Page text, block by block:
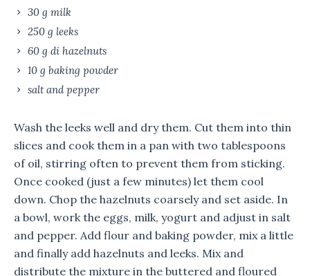
30 g milk
250 g leeks
60 g di hazelnuts
10 g baking powder
salt and pepper
Wash the leeks well and dry them. Cut them into thin
slices and cook them in a pan with two tablespoons
of oil, stirring often to prevent them from sticking.
Once cooked (just a few minutes) let them cool
down. Chop the hazelnuts coarsely and set aside. In
a bowl, work the eggs, milk, yogurt and adjust in salt
and pepper. Add flour and baking powder, mix a little
and finally add hazelnuts and leeks. Mix and
distribute the mixture in the buttered and floured